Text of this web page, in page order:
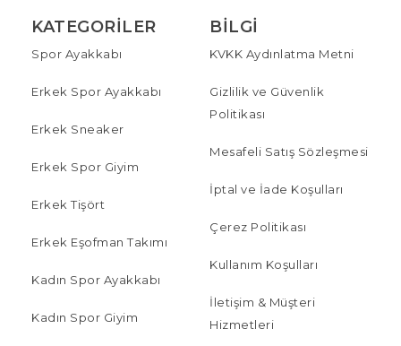
KATEGORILER
Spor Ayakkabı
Erkek Spor Ayakkabı
Erkek Sneaker
Erkek Spor Giyim
Erkek Tişört
Erkek Eşofman Takımı
Kadın Spor Ayakkabı
Kadın Spor Giyim
BILGI
KVKK Aydınlatma Metni
Gizlilik ve Güvenlik
Politikası
Mesafeli Satış Sözleşmesi
İptal ve İade Koşulları
Çerez Politikası
Kullanım Koşulları
İletişim & Müşteri
Hizmetleri